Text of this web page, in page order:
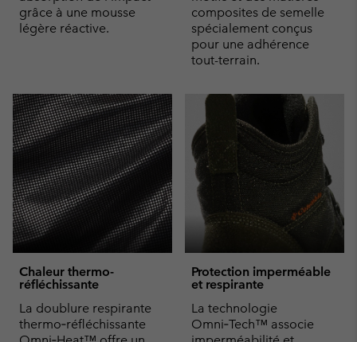
grâce à une mousse
légère réactive.
composites de semelle
spécialement conçus
pour une adhérence
tout-terrain.
Chaleur thermo-
réfléchissante
La doublure respirante
thermo‑réfléchissante
Protection imperméable
et respirante
La technologie
Omni‑Tech™ associe